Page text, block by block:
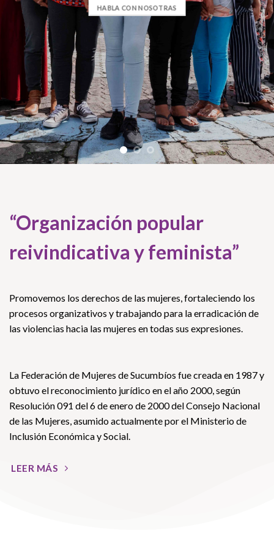
HABLA CON NOSOTRAS
“Organización popular
reivindicativa y feminista”
Promovemos los derechos de las mujeres, fortaleciendo los
procesos organizativos y trabajando para la erradicación de
las violencias hacia las mujeres en todas sus expresiones.
La Federación de Mujeres de Sucumbíos fue creada en 1987 y
obtuvo el reconocimiento jurídico en el año 2000, según
Resolución 091 del 6 de enero de 2000 del Consejo Nacional
de las Mujeres, asumido actualmente por el Ministerio de
Inclusión Económica y Social.
LEER MÁS